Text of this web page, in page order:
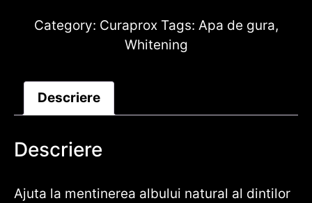
CURASEPT
DAY
Category: Curaprox Tags: Apa de gura,
Whitening
Descriere
Descriere
Ajuta la mentinerea albului natural al dintilor